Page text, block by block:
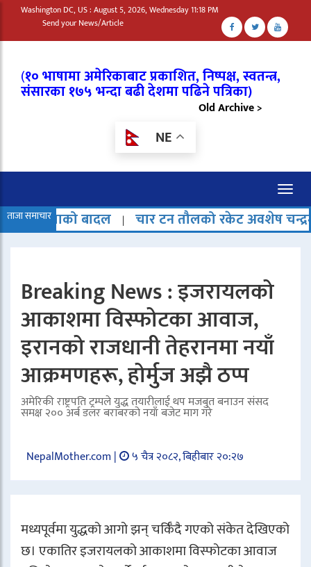
Washington DC, US : August 5, 2026, Wednesday 11:18 PM
Send your News/Article
(१० भाषामा अमेरिकाबाट प्रकाशित, निष्पक्ष, स्वतन्त्र,
संसारका १७५ भन्दा बढी देशमा पढिने पत्रिका)
Old Archive >
NE
ताजा समाचार
| चार टन तौलको रकेट अवशेष चन्द्रमामा
Breaking News : इजरायलको
आकाशमा विस्फोटका आवाज,
इरानको राजधानी तेहरानमा नयाँ
आक्रमणहरू, होर्मुज अझै ठप्प
अमेरिकी राष्ट्रपति ट्रम्पले युद्ध तयारीलाई थप मजबुत बनाउन संसद
समक्ष २०० अर्ब डलर बराबरको नयाँ बजेट माग गरे
NepalMother.com | ५ चैत्र २०८२, बिहीबार २०:२७
मध्यपूर्वमा युद्धको आगो झन् चर्किँदै गएको संकेत देखिएको
छ। एकातिर इजरायलको आकाशमा विस्फोटका आवाज